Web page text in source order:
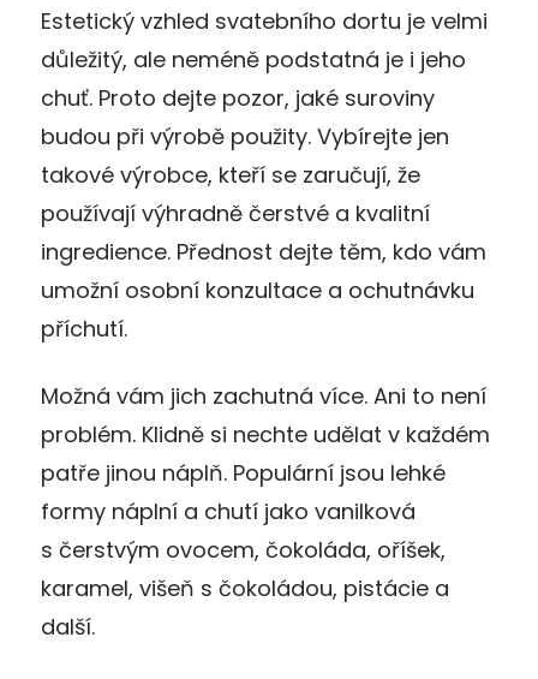
Estetický vzhled svatebního dortu je velmi
důležitý, ale neméně podstatná je i jeho
chuť. Proto dejte pozor, jaké suroviny
budou při výrobě použity. Vybírejte jen
takové výrobce, kteří se zaručují, že
používají výhradně čerstvé a kvalitní
ingredience. Přednost dejte těm, kdo vám
umožní osobní konzultace a ochutnávku
příchutí.
Možná vám jich zachutná více. Ani to není
problém. Klidně si nechte udělat v každém
patře jinou náplň. Populární jsou lehké
formy náplní a chutí jako vanilková
s čerstvým ovocem, čokoláda, oříšek,
karamel, višeň s čokoládou, pistácie a
další.